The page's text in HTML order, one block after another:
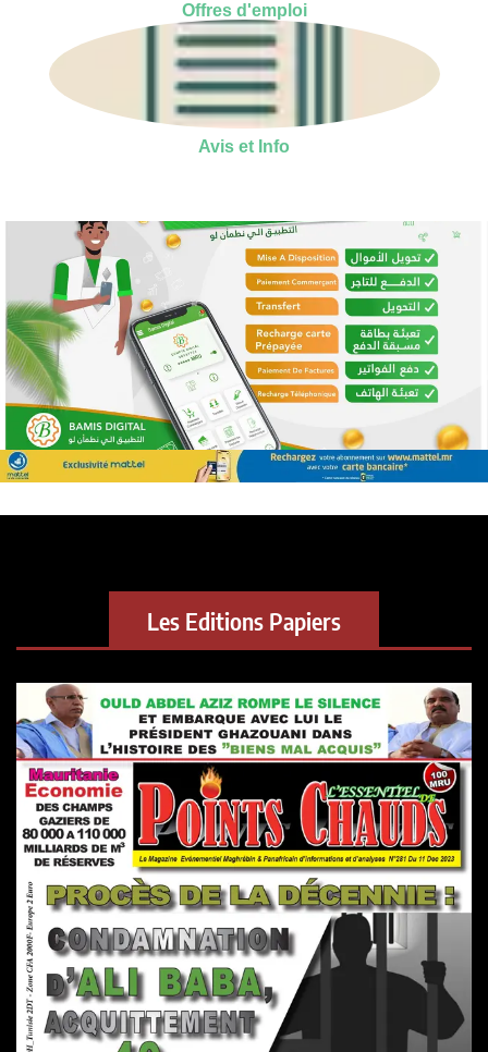
Offres d'emploi
Avis et Info
Les Editions Papiers